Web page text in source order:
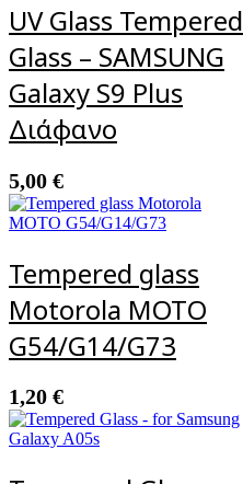
UV Glass Tempered
Glass – SAMSUNG
Galaxy S9 Plus
Διάφανο
5,00 €
Tempered glass
Motorola MOTO
G54/G14/G73
1,20 €